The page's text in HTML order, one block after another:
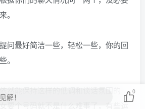
。
问最好简洁一些，轻松一些，你的回
。
要个号码就不是什么难事了，有些运
解！
0